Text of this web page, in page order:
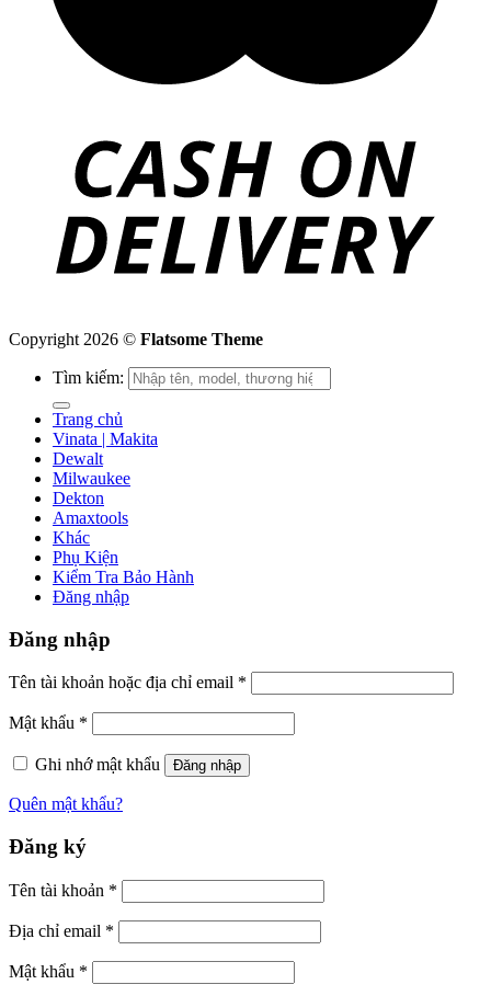
Copyright 2026 © Flatsome Theme
Tìm kiếm:
Trang chủ
Vinata | Makita
Dewalt
Milwaukee
Dekton
Amaxtools
Khác
Phụ Kiện
Kiểm Tra Bảo Hành
Đăng nhập
Đăng nhập
Tên tài khoản hoặc địa chỉ email *
Mật khẩu *
Ghi nhớ mật khẩu Đăng nhập
Quên mật khẩu?
Đăng ký
Tên tài khoản *
Địa chỉ email *
Mật khẩu *